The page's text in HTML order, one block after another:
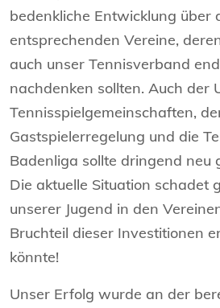
bedenkliche Entwicklung über
entsprechenden Vereine,
auch unser Tennisverband
nachdenken sollten. Auch der
Tennisspielgemeinschaften,
Gastspielerregelung und die
Badenliga sollte dringend neu
Die aktuelle Situation schadet
unserer Jugend in den
Bruchteil dieser Investitionen
könnte!
Unser Erfolg wurde an der